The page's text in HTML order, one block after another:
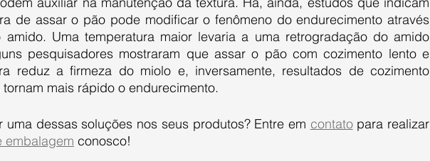
de assar o pão pode modificar o fenômeno do endurecimento através
Uma temperatura maior levaria a uma retrogradação do amido
pesquisadores mostraram que assar o pão com cozimento lento e
reduz a firmeza do miolo e, inversamente, resultados de cozimento
mais rápido o endurecimento.
uma dessas soluções nos seus produtos? Entre em
contato para realizar
embalagem conosco!